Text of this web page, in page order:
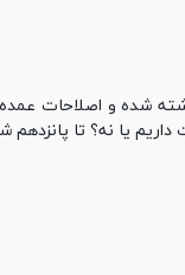
یا نه؟ تا پانزدهم